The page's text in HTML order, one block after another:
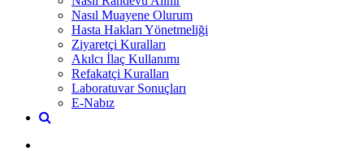
Nasıl Muayene Olurum
Hasta Hakları Yönetmeliği
Ziyaretçi Kuralları
Akılcı İlaç Kullanımı
Refakatçi Kuralları
Laboratuvar Sonuçları
E-Nabız